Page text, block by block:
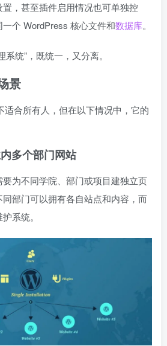
，甚至插件启用情况也可单独控
个 WordPress 核心文件和数据库。
统”，既统一，又分离。
景
适合所有人，但在以下情况中，它的
多个部门网站
为不同学院、部门或项目建独立页
部门可以拥有各自站点和内容，而
系统。